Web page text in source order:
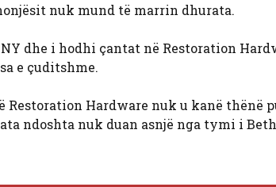
nuk mund të marrin dhurata.
dhe i hodhi çantat në Restoration
e çuditshme.
Restoration Hardware nuk u kanë thënë
ndoshta nuk duan asnjë nga tymi i